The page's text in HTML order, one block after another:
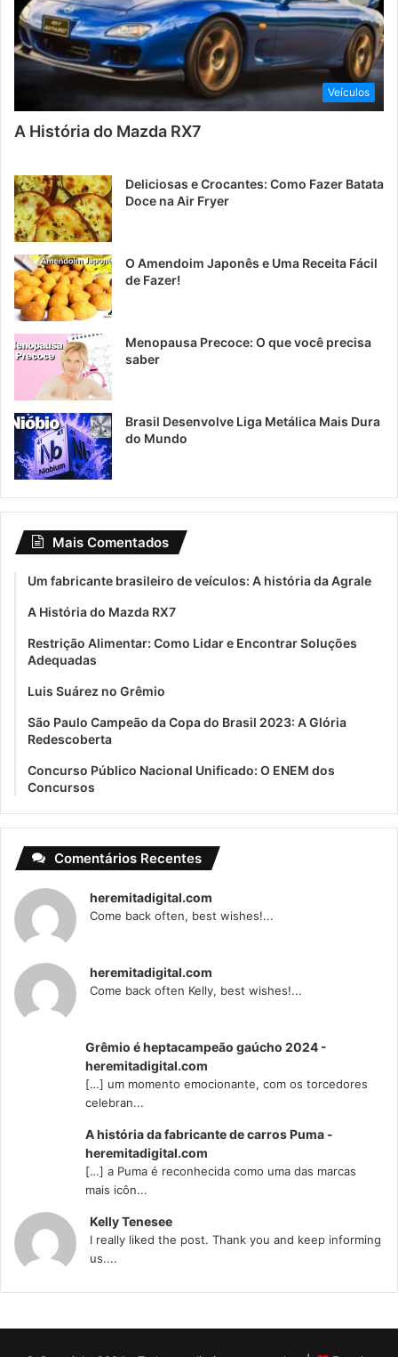
Veículos
A História do Mazda RX7
Deliciosas e Crocantes: Como Fazer Batata
Doce na Air Fryer
O Amendoim Japonês e Uma Receita Fácil
de Fazer!
Menopausa Precoce: O que você precisa
saber
Brasil Desenvolve Liga Metálica Mais Dura
do Mundo
Mais Comentados
Um fabricante brasileiro de veículos: A história da Agrale
A História do Mazda RX7
Restrição Alimentar: Como Lidar e Encontrar Soluções
Adequadas
Luis Suárez no Grêmio
São Paulo Campeão da Copa do Brasil 2023: A Glória
Redescoberta
Concurso Público Nacional Unificado: O ENEM dos
Concursos
Comentários Recentes
heremitadigital.com
Come back often, best wishes!...
heremitadigital.com
Come back often Kelly, best wishes!...
Grêmio é heptacampeão gaúcho 2024 -
heremitadigital.com
[…] um momento emocionante, com os torcedores
celebran...
A história da fabricante de carros Puma -
heremitadigital.com
[…] a Puma é reconhecida como uma das marcas
mais icôn...
Kelly Tenesee
I really liked the post. Thank you and keep informing
us....